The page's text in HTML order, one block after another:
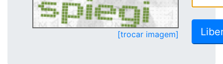
[trocar imagem]